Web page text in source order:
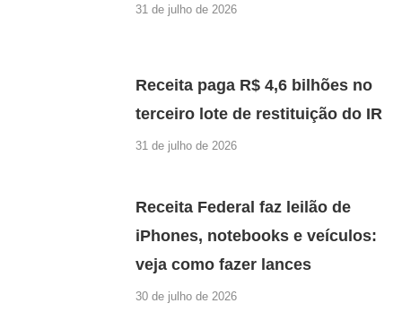
31 de julho de 2026
Receita paga R$ 4,6 bilhões no
terceiro lote de restituição do IR
31 de julho de 2026
Receita Federal faz leilão de
iPhones, notebooks e veículos:
veja como fazer lances
30 de julho de 2026